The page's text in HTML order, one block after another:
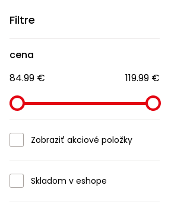
Filtre
cena
84.99 €
119.99 €
Zobraziť akciové položky
Skladom v eshope